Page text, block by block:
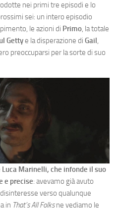
nei primi tre episodi e lo
sei: un intero episodio
le azioni di Primo, la totale
Gettye la disperazione di Gail,
preoccuparsi per la sorte di suo
Luca Marinelli, che infonde il suo
e precise: avevamo già avuto
verso qualunque
in That’s All Folksne vediamo le